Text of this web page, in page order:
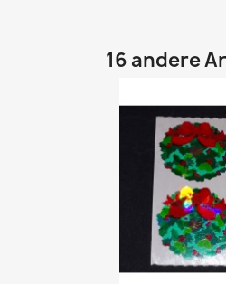
16 andere